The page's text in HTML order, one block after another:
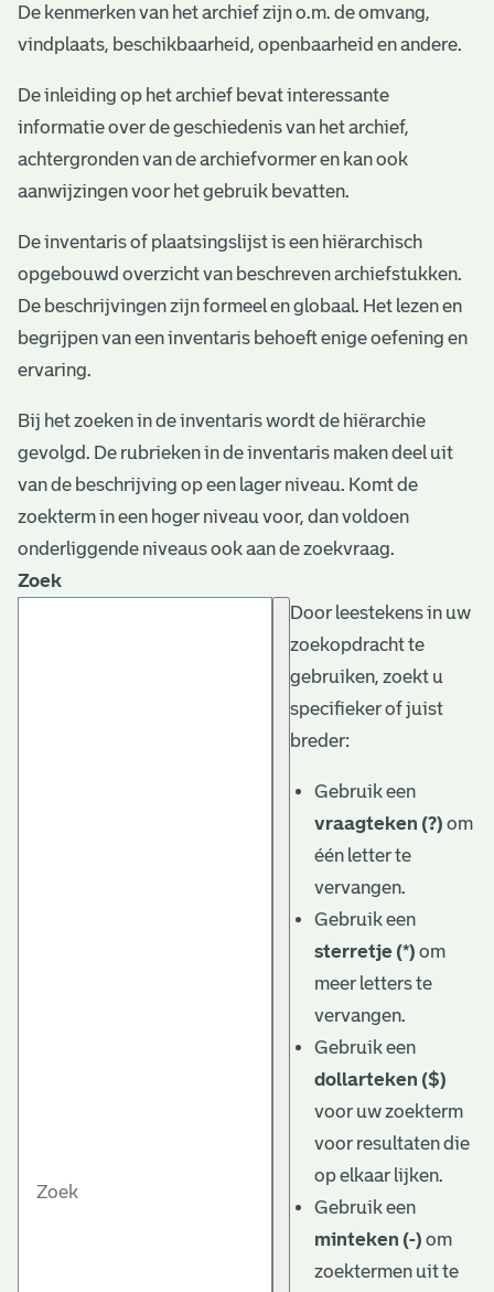
h
e
v
e
De kenmerken van het archief zijn o.m. de omvang,
vindplaats, beschikbaarheid, openbaarheid en andere.
De inleiding op het archief bevat interessante
informatie over de geschiedenis van het archief,
achtergronden van de archiefvormer en kan ook
aanwijzingen voor het gebruik bevatten.
De inventaris of plaatsingslijst is een hiërarchisch
opgebouwd overzicht van beschreven archiefstukken.
De beschrijvingen zijn formeel en globaal. Het lezen en
begrijpen van een inventaris behoeft enige oefening en
ervaring.
Bij het zoeken in de inventaris wordt de hiërarchie
gevolgd. De rubrieken in de inventaris maken deel uit
van de beschrijving op een lager niveau. Komt de
zoekterm in een hoger niveau voor, dan voldoen
onderliggende niveaus ook aan de zoekvraag.
Zoek
Door leestekens in uw
zoekopdracht te
gebruiken, zoekt u
specifieker of juist
breder:
Gebruik een
vraagteken (?) om
één letter te
vervangen.
Gebruik een
sterretje (*) om
meer letters te
vervangen.
Gebruik een
dollarteken ($)
voor uw zoekterm
voor resultaten die
op elkaar lijken.
Gebruik een
minteken (-) om
zoektermen uit te